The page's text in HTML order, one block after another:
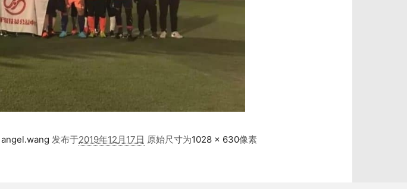
angel.wang 发布于2019年12月17日 原始尺寸为1028 × 630像素